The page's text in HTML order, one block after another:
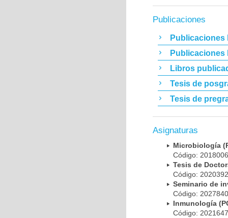
Publicaciones
Publicaciones
Publicaciones
Libros
Tesis de
Tesis de
Asignaturas
Microbiología
Código:
Tesis de
Código:
Seminario de
Código:
Inmunología
Código: